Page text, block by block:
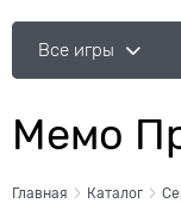
Все игры
Мемо
Главная Каталог